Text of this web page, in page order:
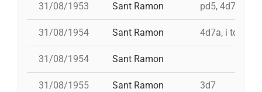
31/08/1953 Sant Ramon pd5, 4d7ac, id
31/08/1954 Sant Ramon 4d7a, i td7
31/08/1954 Sant Ramon
31/08/1955 Sant Ramon 3d7